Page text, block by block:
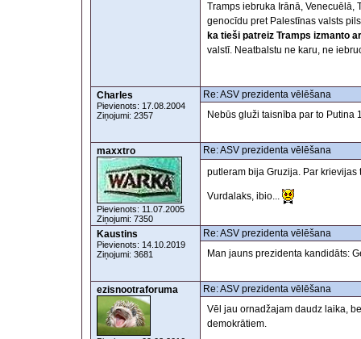
Tramps iebruka Irānā, Venecuēlā,
genocīdu pret Palestīnas valsts
ka tieši patreiz Tramps izmanto
valstī. Neatbalstu ne karu, ne
Charles
Pievienots: 17.08.2004
Ziņojumi: 2357
Re: ASV prezidenta vēlēšana
Nebūs gluži taisnība par to Putina
maxxtro
Pievienots: 11.07.2005
Ziņojumi: 7350
Re: ASV prezidenta vēlēšana
putleram bija Gruzija. Par
Vurdalaks, ibio...
Kaustins
Pievienots: 14.10.2019
Ziņojumi: 3681
Re: ASV prezidenta vēlēšana
Man jauns prezidenta kandidāts:
ezisnootraforuma
Re: ASV prezidenta vēlēšana
Vēl jau ornadžajam daudz laika,
demokrātiem.